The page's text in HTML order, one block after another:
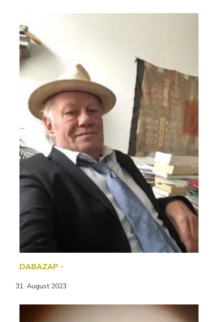
DABAZAP -
31. August 2023